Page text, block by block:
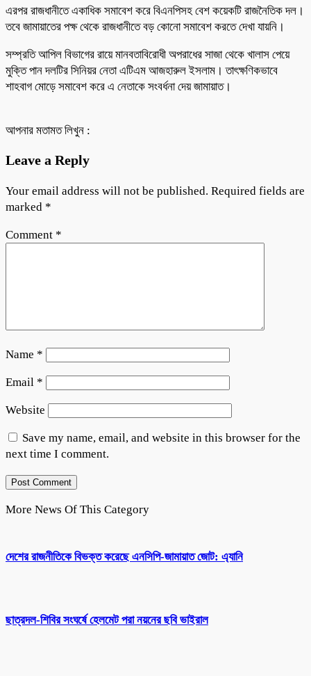
এরপর রাজধানীতে একাধিক সমাবেশ করে বিএনপিসহ বেশ কয়েকটি রাজনৈতিক দল।
তবে জামায়াতের পক্ষ থেকে রাজধানীতে বড় কোনো সমাবেশ করতে দেখা যায়নি।
সম্প্রতি আপিল বিভাগের রায়ে মানবতাবিরোধী অপরাধের সাজা থেকে খালাস পেয়ে
মুক্তি পান দলটির সিনিয়র নেতা এটিএম আজহারুল ইসলাম। তাৎক্ষণিকভাবে
শাহবাগ মোড়ে সমাবেশ করে এ নেতাকে সংবর্ধনা দেয় জামায়াত।
আপনার মতামত লিখুন :
Leave a Reply
Your email address will not be published. Required fields are
marked *
Comment *
Name *
Email *
Website
Save my name, email, and website in this browser for the
next time I comment.
More News Of This Category
দেশের রাজনীতিকে বিভক্ত করেছে এনসিপি-জামায়াত জোট: এ্যানি
ছাত্রদল-শিবির সংঘর্ষে হেলমেট পরা নয়নের ছবি ভাইরাল